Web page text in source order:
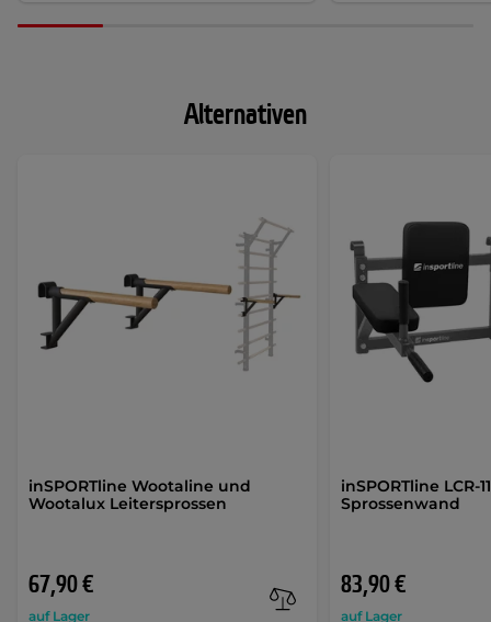
Alternativen
inSPORTline Wootaline und
Wootalux Leitersprossen
67,90 €
auf Lager
inSPORTline LCR-
Sprossenwand
83,90 €
auf Lager